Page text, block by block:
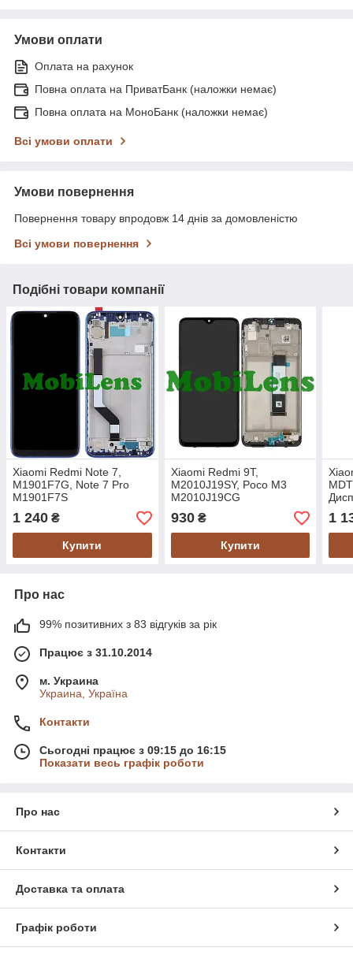
Умови оплати
Оплата на рахунок
Повна оплата на ПриватБанк (наложки немає)
Повна оплата на МоноБанк (наложки немає)
Всі умови оплати
Умови повернення
Повернення товару впродовж 14 днів за домовленістю
Всі умови повернення
Подібні товари компанії
Xiaomi Redmi Note 7,
M1901F7G, Note 7 Pro
M1901F7S
Дисплей+тачскрин(модуль)
*в синей рамке Original
*PRC
1 240 ₴
Купити
Xiaomi Redmi 9T,
M2010J19SY, Poco M3
M2010J19CG
Дисплей+тачскрин(модуль)
черный *в рамке Original
*PRC
930₴
Купити
1
Про нас
99% позитивних з 83 відгуків за рік
Працює з 31.10.2014
м. Украина
Украина, Україна
Контакти
Сьогодні працює з 09:15 до 16:15
Показати весь графік роботи
Про нас
Контакти
Доставка та оплата
Графік роботи